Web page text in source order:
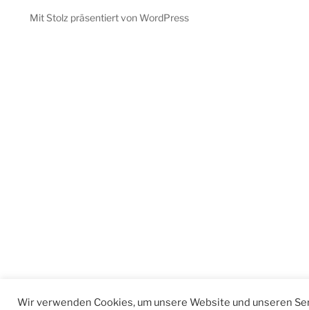
Mit Stolz präsentiert von WordPress
Wir verwenden Cookies, um unsere Website und unseren